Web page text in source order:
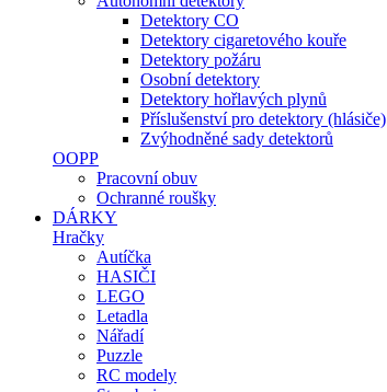
Detektory CO
Detektory cigaretového kouře
Detektory požáru
Osobní detektory
Detektory hořlavých plynů
Příslušenství pro detektory (hlásiče)
Zvýhodněné sady detektorů
OOPP
Pracovní obuv
Ochranné roušky
DÁRKY
Hračky
Autíčka
HASIČI
LEGO
Letadla
Nářadí
Puzzle
RC modely